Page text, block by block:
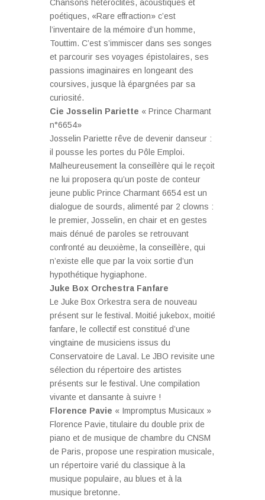
Chansons hétéroclites, acoustiques et
poétiques, «Rare effraction» c’est
l’inventaire de la mémoire d’un homme,
Touttim. C’est s’immiscer dans ses songes
et parcourir ses voyages épistolaires, ses
passions imaginaires en longeant des
coursives, jusque là épargnées par sa
curiosité.
Cie Josselin Pariette « Prince Charmant
n°6654»
Josselin Pariette rêve de devenir danseur :
il pousse les portes du Pôle Emploi.
Malheureusement la conseillère qui le reçoit
ne lui proposera qu’un poste de conteur
jeune public Prince Charmant 6654 est un
dialogue de sourds, alimenté par 2 clowns :
le premier, Josselin, en chair et en gestes
mais dénué de paroles se retrouvant
confronté au deuxième, la conseillère, qui
n’existe elle que par la voix sortie d’un
hypothétique hygiaphone.
Juke Box Orchestra Fanfare
Le Juke Box Orkestra sera de nouveau
présent sur le festival. Moitié jukebox, moitié
fanfare, le collectif est constitué d’une
vingtaine de musiciens issus du
Conservatoire de Laval. Le JBO revisite une
sélection du répertoire des artistes
présents sur le festival. Une compilation
vivante et dansante à suivre !
Florence Pavie « Impromptus Musicaux »
Florence Pavie, titulaire du double prix de
piano et de musique de chambre du CNSM
de Paris, propose une respiration musicale,
un répertoire varié du classique à la
musique populaire, au blues et à la
musique bretonne.